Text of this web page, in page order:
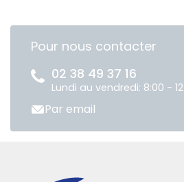
Pour nous contacter
02 38 49 37 16
Lundi au vendredi: 8:00 -
Par email